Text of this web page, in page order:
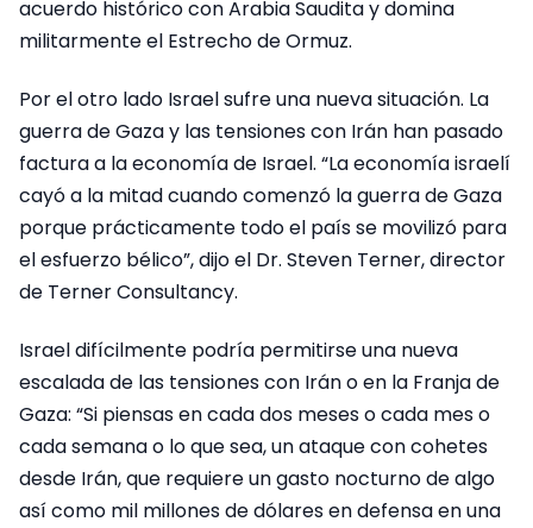
acuerdo histórico con Arabia Saudita y domina
militarmente el Estrecho de Ormuz.
Por el otro lado Israel sufre una nueva situación. La
guerra de Gaza y las tensiones con Irán han pasado
factura a la economía de Israel. “La economía israelí
cayó a la mitad cuando comenzó la guerra de Gaza
porque prácticamente todo el país se movilizó para
el esfuerzo bélico”, dijo el Dr. Steven Terner, director
de Terner Consultancy.
Israel difícilmente podría permitirse una nueva
escalada de las tensiones con Irán o en la Franja de
Gaza: “Si piensas en cada dos meses o cada mes o
cada semana o lo que sea, un ataque con cohetes
desde Irán, que requiere un gasto nocturno de algo
así como mil millones de dólares en defensa en una